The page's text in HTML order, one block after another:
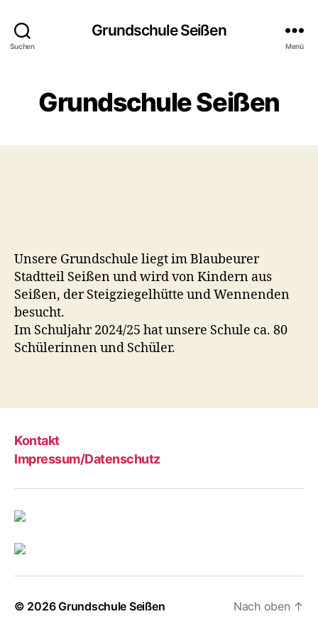
Suchen
Grundschule Seißen
Menü
Grundschule Seißen
Unsere Grundschule liegt im Blaubeurer
Stadtteil Seißen und wird von Kindern aus
Seißen, der Steigziegelhütte und Wennenden
besucht.
Im Schuljahr 2024/25 hat unsere Schule ca. 80
Schülerinnen und Schüler.
Kontakt
Impressum/Datenschutz
© 2026Grundschule Seißen Nach oben ↑